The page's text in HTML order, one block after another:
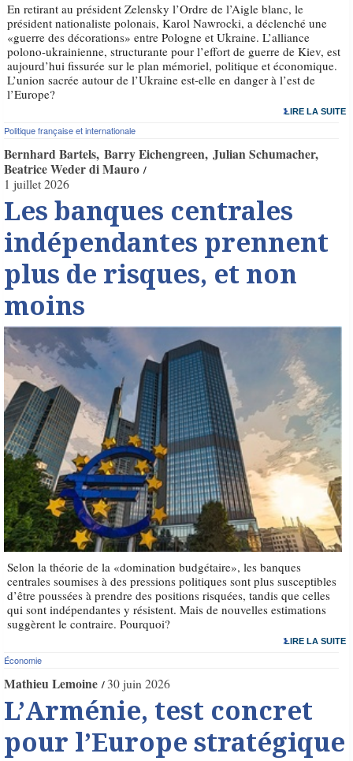
En retirant au président Zelensky l’Ordre de l’Aigle blanc, le
président nationaliste polonais, Karol Nawrocki, a déclenché une
«guerre des décorations» entre Pologne et Ukraine. L’alliance
polono-ukrainienne, structurante pour l’effort de guerre de Kiev, est
aujourd’hui fissurée sur le plan mémoriel, politique et économique.
L’union sacrée autour de l’Ukraine est-elle en danger à l’est de
l’Europe?
LIRE LA SUITE
Politique française et internationale
Bernhard Bartels Barry Eichengreen Julian Schumacher
Beatrice Weder di Mauro
1 juillet 2026
Les banques centrales
indépendantes prennent
plus de risques, et non
moins
Selon la théorie de la «domination budgétaire», les banques
centrales soumises à des pressions politiques sont plus susceptibles
d’être poussées à prendre des positions risquées, tandis que celles
qui sont indépendantes y résistent. Mais de nouvelles estimations
suggèrent le contraire. Pourquoi?
LIRE LA SUITE
Économie
Mathieu Lemoine 30 juin 2026
L’Arménie, test concret
pour l’Europe stratégique